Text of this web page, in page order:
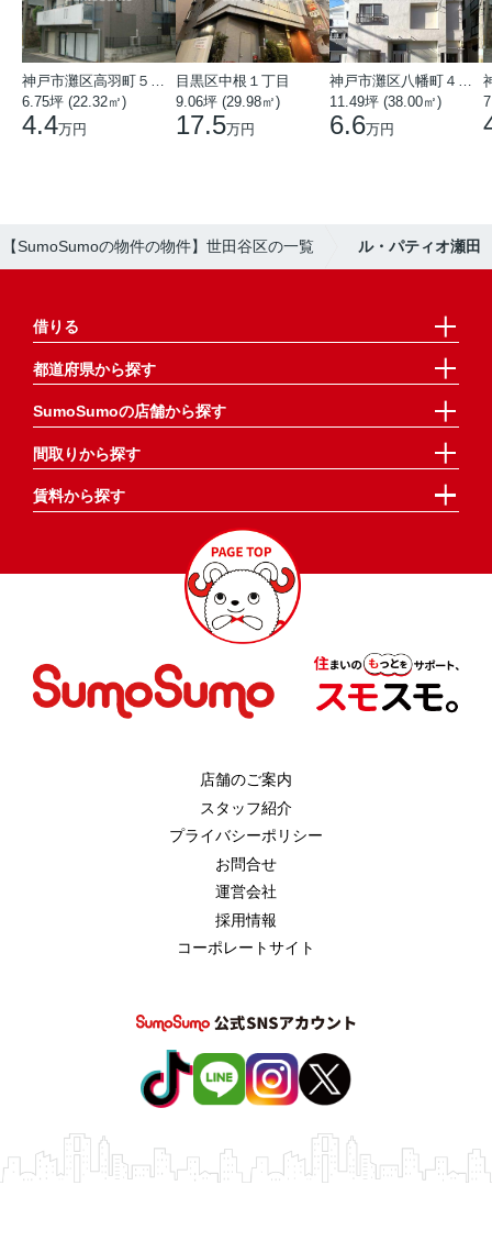
6.75坪 (22.32㎡)
4.4万円
目黒区中根１丁目
9.06坪 (29.98㎡)
17.5万円
11.49坪 (38.00㎡)
6.6万円
【SumoSumoの物件の物件】世田谷区の一覧 ル・パティオ瀬田
借りる
都道府県から探す
SumoSumoの店舗から探す
間取りから探す
賃料から探す
店舗のご案内
スタッフ紹介
プライバシーポリシー
お問合せ
運営会社
採用情報
コーポレートサイト